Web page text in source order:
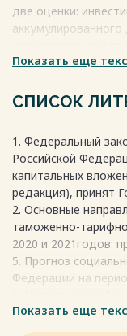
две оценки:
имущества.
прибыльности, а
глобализируют
способствуют
организации
диверсификации
бизнеса.
Весь текст будет
Показать еще
СПИСОК
1. Федеральный
Российской
капитальных
редакция), принят
2. Основные
таможенно-
2020 и 2021годов:
5. Прогноз
Федерации на
228 с. 8.
Юзвович, С.А.
Показать еще